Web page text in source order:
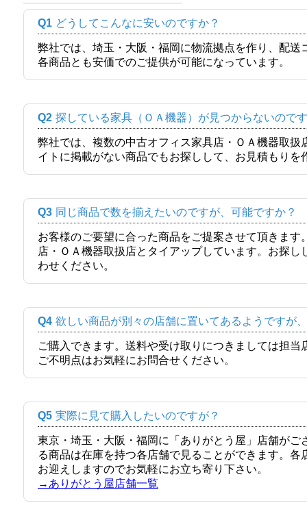
Q1 どうしてこんなに安いのですか？
弊社では、埼玉・大阪・福岡に物流拠点を作り、配
各商品とも安価でのご提供が可能になっています。
Q2 探している家具（ＯＡ機器）が見つからないので
弊社では、複数の中古オフィス家具店・ＯＡ機器取
イトに掲載がない商品でもお探しして、お見積もりを
Q3 同じ商品で数を揃えたいのですが、可能ですか？
お客様のご要望に合った商品をご提案させて頂きま
店・ＯＡ機器取扱店とタイアップしています。お探
わせください。
Q4 欲しい商品が別々の店舗に置いてあるようですが
ご購入できます。送料や受け取りにつきましては担
ご不明点はお気軽にお問合せください。
Q5 実際に見て購入したいのですが？
東京・埼玉・大阪・福岡に「ありがとう屋」店舗が
る商品は在庫を持つ各店舗で見ることができます。
お迎えしますのでお気軽にお立ち寄り下さい。
→ありがとう屋店舗一覧